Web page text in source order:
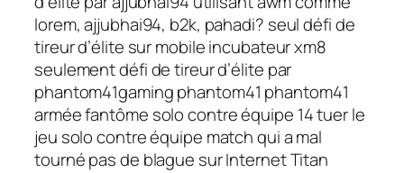
lorem, ajjubhai94, b2k, pahadi? seul défi de
tireur d’élite sur mobile incubateur xm8
seulement défi de tireur d’élite par
phantom41gaming phantom41 phantom41
armée fantôme solo contre équipe 14 tuer le
jeu solo contre équipe match qui a mal
tourné pas de blague sur Internet Titan